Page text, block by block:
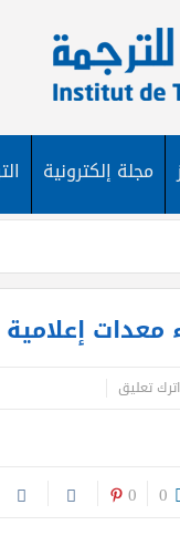
مجلة إلكترونية
معدات
اترك تعليق
0
0